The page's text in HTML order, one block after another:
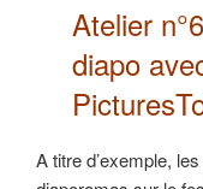
Atelier
diapo
A titre d’exemple,